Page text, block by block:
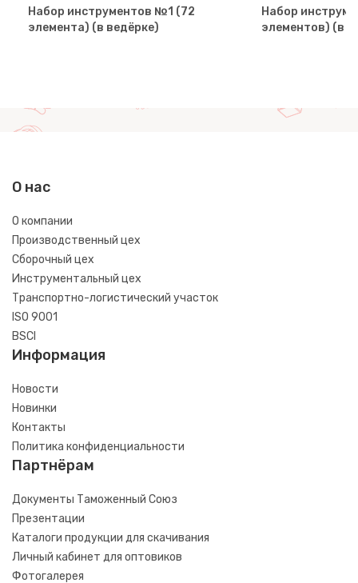
Набор инструментов №1 (72
элемента) (в ведёрке)
Набор
элементов) (в
О нас
О компании
Производственный цех
Сборочный цех
Инструментальный цех
Транспортно-логистический участок
ISO 9001
BSCI
Информация
Новости
Новинки
Контакты
Политика конфиденциальности
Партнёрам
Документы Таможенный Союз
Презентации
Каталоги продукции для скачивания
Личный кабинет для оптовиков
Фотогалерея